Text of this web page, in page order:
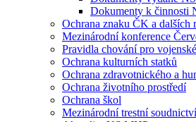
Dokumenty k činnosti
Ochrana znaku ČK a dalších
Mezinárodní konference
Pravidla chování pro
Ochrana kulturních statků
Ochrana zdravotnického a
Ochrana životního prostředí
Ochrana škol
Mezinárodní trestní soudnictví